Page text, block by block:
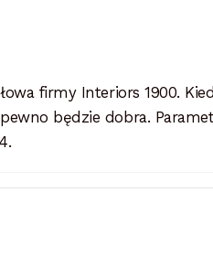
firmy Interiors 1900.
będzie dobra.